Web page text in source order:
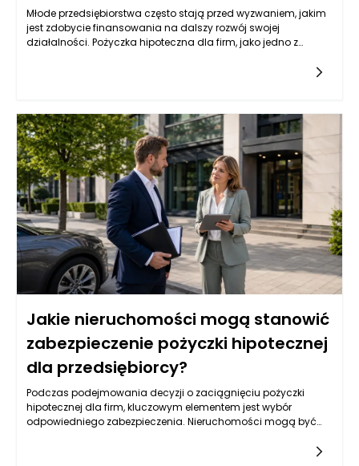
Młode przedsiębiorstwa często stają przed wyzwaniem, jakim
jest zdobycie finansowania na dalszy rozwój swojej
działalności. Pożyczka hipoteczna dla firm, jako jedno z
powinni zatem zrozumieć, jakie czynniki wpływają na decyzję
banków i instytucji pożyczkowych w kontekście udzielania
pożyczek hipotecznych.
Jakie nieruchomości mogą stanowić
zabezpieczenie pożyczki hipotecznej
dla przedsiębiorcy?
Podczas podejmowania decyzji o zaciągnięciu pożyczki
hipotecznej dla firm, kluczowym elementem jest wybór
odpowiedniego zabezpieczenia. Nieruchomości mogą być